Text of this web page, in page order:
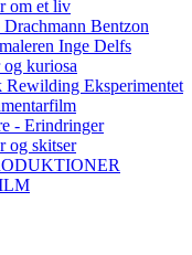
om et liv
Bentzon
Inge Delfs
kuriosa
Rewilding Eksperimentet
- Erindringer
og skitser